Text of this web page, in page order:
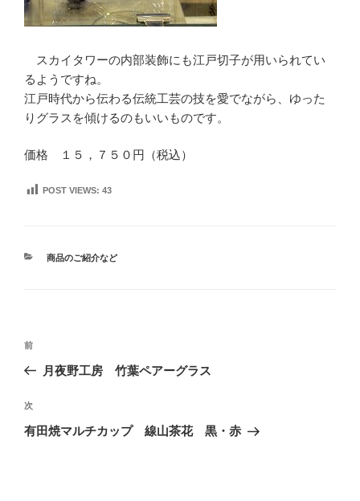
スカイタワーの内部装飾にも江戸切子が用いられてい
るようですね。
江戸時代から伝わる伝統工芸の技を愛でながら、ゆった
りグラスを傾けるのもいいものです。
価格 １５，７５０円（税込）
POST VIEWS: 43
カ
商品のご紹介など
投
ナ
ビ
ゲ
前
の
稿
前
月夜野工房 竹葉ペアーグラス
次
の
次
有田焼マルチカップ 線山茶花 黒・赤